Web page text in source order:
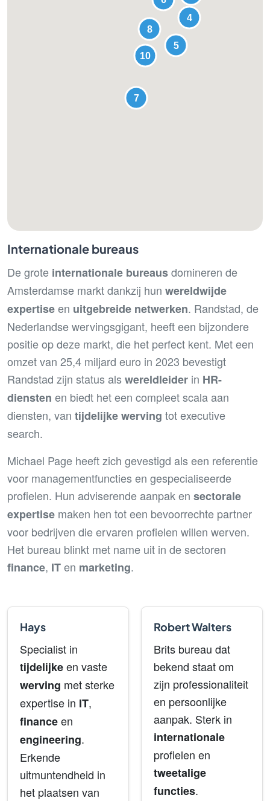
Internationale bureaus
De grote internationale bureausdomineren de
Amsterdamse markt dankzij hun wereldwijde
expertiseen uitgebreide netwerken. Randstad, de
Nederlandse wervingsgigant, heeft een bijzondere
positie op deze markt, die het perfect kent. Met een
omzet van 25,4 miljard euro in 2023 bevestigt
Randstad zijn status als wereldleider in HR-
diensten en biedt het een compleet scala aan
diensten, van tijdelijke werving tot executive
search.
Michael Page heeft zich gevestigd als een referentie
voor managementfuncties en gespecialiseerde
profielen. Hun adviserende aanpak en sectorale
expertise maken hen tot een bevoorrechte partner
voor bedrijven die ervaren profielen willen werven.
Het bureau blinkt met name uit in de sectoren
finance, ITen marketing.
Hays
Specialist in
tijdelijkeen vaste
werving met sterke
expertise in IT,
financeen
engineering.
Erkende
uitmuntendheid in
het plaatsen van
Robert Walters
Brits bureau dat
bekend staat om
zijn professionaliteit
en persoonlijke
aanpak. Sterk in
internationale
profielen en
tweetalige
functies.